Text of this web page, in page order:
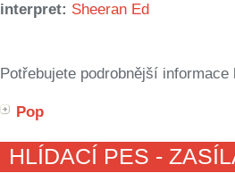
interpret: Sheeran Ed
Potřebujete podrobnější
Pop
HLÍDACÍ PES -